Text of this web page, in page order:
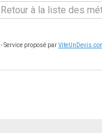
Retour à la liste des
- Service proposé par